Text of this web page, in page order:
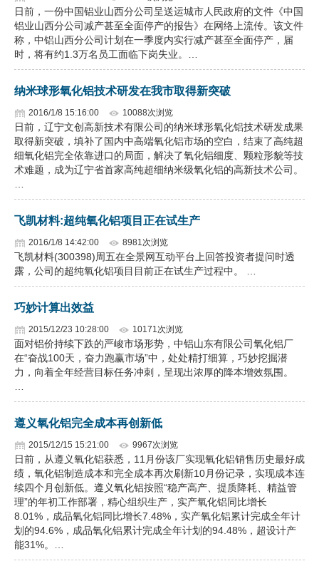
日前，一份中国铝业山西分公司呈送运城市人民政府的文件《中国
铝业山西分公司减产甚至全面停产的报告》在网络上流传。该文件
称，中铝山西分公司计划在一季度内实行减产甚至全面停产，届
时，将有约1.3万名员工面临下岗失业。…
纳米球形氧化铝技术研发在我市取得新突破
2016/1/8 15:16:00 10088次浏览
日前，辽宁文创高新技术有限公司的纳米球形氧化铝技术研发成果
取得新突破，填补了国内中高端氧化铝市场的空白，结束了高纯超
细氧化铝完全依靠进口的局面，解决了氧化铝细度、颗粒形貌等技
术难题，成为辽宁省首家高纯超细纳米级氧化铝的高新技术公司。
飞凯材料:超纯氧化铝项目正在试生产
2016/1/8 14:42:00 8981次浏览
飞凯材料(300398)周五在全景网互动平台上回答投资者提问时透
露，公司的超纯氧化铝项目目前正在试生产过程中。 …
巧妙计算出效益
2015/12/23 10:28:00 10171次浏览
面对铝价持续下跌的严峻市场形势，中铝山东有限公司氧化铝厂
在“奋战100天，奋力跑赢市场”中，处处精打细算，巧妙挖掘潜
力，向着全年经营目标任务冲刺，呈现出浓厚的降本增效氛围。
遵义氧化铝完全成本再创新低
2015/12/15 15:21:00 9967次浏览
日前，从遵义氧化铝获悉，11月份该厂实现氧化铝销售历史最好成
绩，氧化铝制造成本和完全成本再次刷新10月份记录，实现成本连
续四个月创新低。遵义氧化铝按照“稳产高产、提质降耗、精益管
理”的年初工作部署，精心组织生产，实产氧化铝同比增长
8.01%，成品氧化铝同比增长7.48%，实产氧化铝累计完成全年计
划的94.6%，成品氧化铝累计完成全年计划的94.48%，超设计产
能31%。…